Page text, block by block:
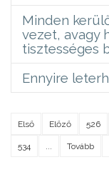
Minden
vezet, avagy
tisztességes
Ennyire
Első Előző 526
534 ... Tovább